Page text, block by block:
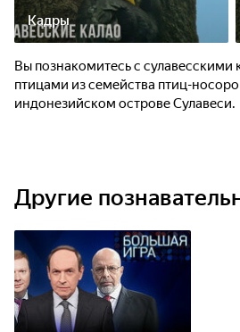
Кадры
Вы познакомитесь с сулавесскими
птицами из семейства птиц-
индонезийском острове Сулавеси.
Другие